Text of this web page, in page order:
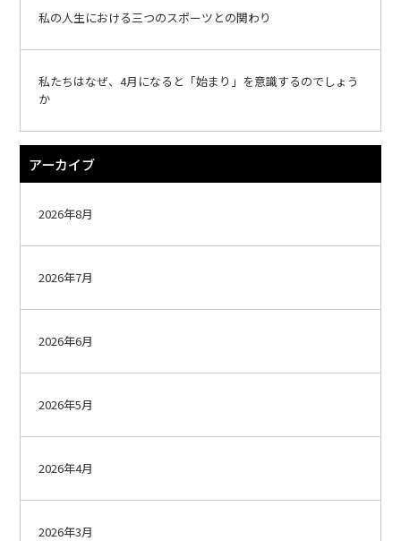
私の人生における三つのスポーツとの関わり
私たちはなぜ、4月になると「始まり」を意識するのでしょう
か
アーカイブ
2026年8月
2026年7月
2026年6月
2026年5月
2026年4月
2026年3月